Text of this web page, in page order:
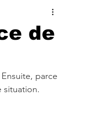
de
parce
situation.